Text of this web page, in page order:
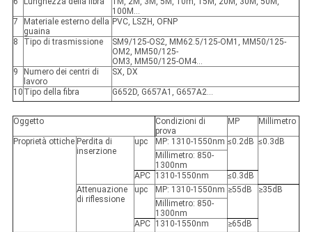
100M…
7
Materiale esterno della
guaina
PVC, LSZH, OFNP
8 Tipo di trasmissione
SM9/125-OS2, MM62.5/125-OM1, MM50/125-
OM2, MM50/125-
OM3, MM50/125-OM4…
9
Numero dei centri di
lavoro
SX, DX
10 Tipo della fibra G652D, G657A1, G657A2…
Oggetto
Condizioni di
prova
MP Millimetro
Proprietà ottiche Perdita di
inserzione
upc MP: 1310-1550nm ≤0.2dB ≤0.3dB
Millimetro: 850-
1300nm
APC 1310-1550nm
≤0.3dB
Attenuazione
di riflessione
upc MP: 1310-1550nm ≥55dB
≥35dB
Millimetro: 850-
1300nm
APC 1310-1550nm
≥65dB